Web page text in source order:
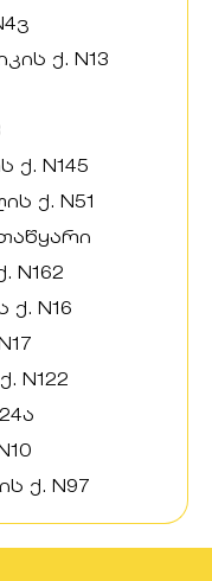
ქ. N13
N145
ქ. N51
N162
N16
N122
ქ. N97